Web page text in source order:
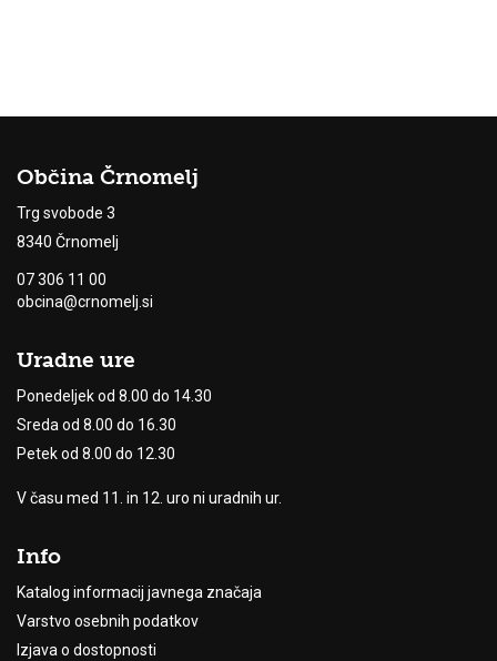
Občina Črnomelj
Trg svobode 3
8340 Črnomelj
07 306 11 00
obcina@crnomelj.si
Uradne ure
Ponedeljek od 8.00 do 14.30
Sreda od 8.00 do 16.30
Petek od 8.00 do 12.30
V času med 11. in 12. uro ni uradnih ur.
Info
Katalog informacij javnega značaja
Varstvo osebnih podatkov
Izjava o dostopnosti